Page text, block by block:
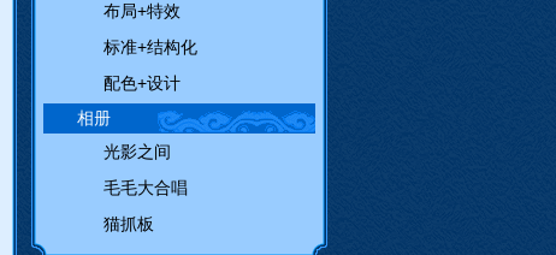
布局+特效
标准+结构化
配色+设计
相册
光影之间
毛毛大合唱
猫抓板